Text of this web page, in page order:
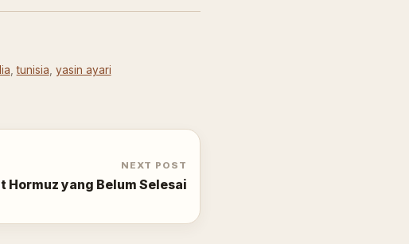
,tunisia, yasin ayari
NEXT POST
Hormuz yang Belum Selesai